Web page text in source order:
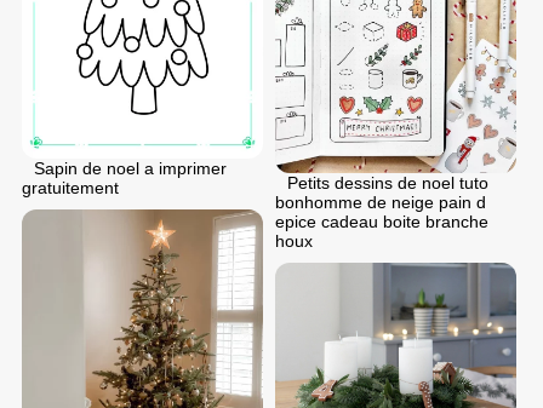
Sapin de noel a imprimer
gratuitement
Petits dessins de noel tuto
bonhomme de neige pain d
epice cadeau boite branche
houx